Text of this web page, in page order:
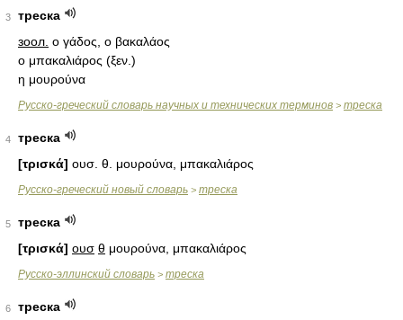
3
треска
зоол. ο γάδος, ο βακαλάος
ο μπακαλιάρος (ξεν.)
η μουρούνα
Русско-греческий словарь научных и технических терминов > треска
4
треска
[τρισκά] ουσ. θ. μουρούνα, μπακαλιάρος
Русско-греческий новый словарь > треска
5
треска
[τρισκά] ουσ θ μουρούνα, μπακαλιάρος
Русско-эллинский словарь > треска
6
треска